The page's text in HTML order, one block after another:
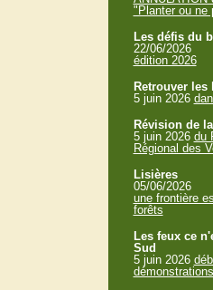
"Planter ou ne
Les défis du
22/06/2026
édition 2026
Retrouver
5 juin 2026
Révision de
5 juin 2026 du
Régional des
Lisières
05/06/2026
une frontière
forêts
Les feux ce
Sud
5 juin 2026